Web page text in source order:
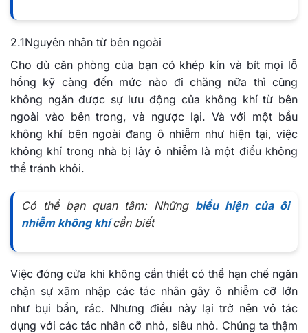
2.1Nguyên nhân từ bên ngoài
Cho dù căn phòng của bạn có khép kín và bít mọi lỗ
hổng kỹ càng đến mức nào đi chăng nữa thì cũng
không ngăn được sự lưu động của không khí từ bên
ngoài vào bên trong, và ngược lại. Và với một bầu
không khí bên ngoài đang ô nhiễm như hiện tại, việc
không khí trong nhà bị lây ô nhiễm là một điều không
thể tránh khỏi.
Có thể bạn quan tâm: Những biểu hiện của ôi
nhiễm không khí cần biết
Việc đóng cửa khi không cần thiết có thể hạn chế ngăn
chặn sự xâm nhập các tác nhân gây ô nhiễm cỡ lớn
như bụi bẩn, rác. Nhưng điều này lại trở nên vô tác
dụng với các tác nhân cỡ nhỏ, siêu nhỏ. Chúng ta thậm